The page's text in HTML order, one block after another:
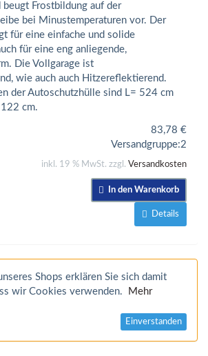
beugt Frostbildung auf der
bei Minustemperaturen vor. Der
für eine einfache und solide
für eine eng anliegende,
Die Vollgarage ist
wie auch auch Hitzereflektierend.
der Autoschutzhülle sind L= 524 cm
cm.
83,78 €
Versandgruppe:2
inkl. 19 % MwSt. zzgl. Versandkosten
In den Warenkorb
Details
Shops erklären Sie sich damit
wir Cookies verwenden.
Mehr
Einverstanden